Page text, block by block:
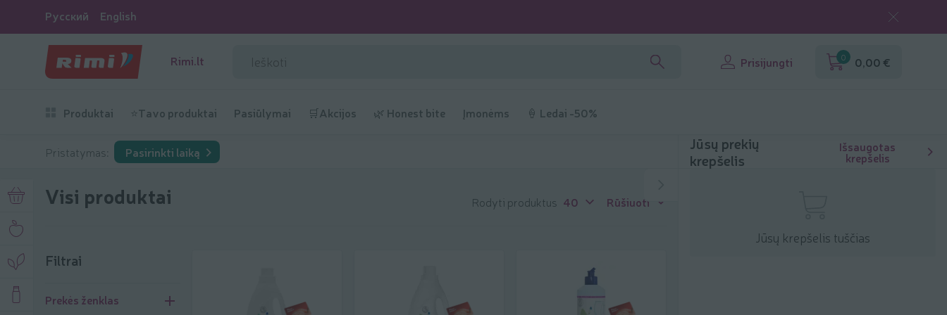
Русский English
Rimi.lt Prisijungti 0 0,00 €
Produktai ⭐Tavo produktai Pasiūlymai 🛒Akcijos 🌿 Honest bite Įmonėms 🍦 Ledai -50%
Pristatymas: Pasirinkti laiką
Visi produktai Rodyti produktus 40 Rūšiuoti
Filtrai
Prekės ženklas
Jūsų prekių
krepšelis
Išsaugotas
krepšelis
Jūsų krepšelis tuščias